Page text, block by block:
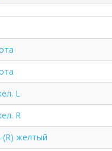
L
R
желтый